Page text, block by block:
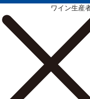
ワイン生産